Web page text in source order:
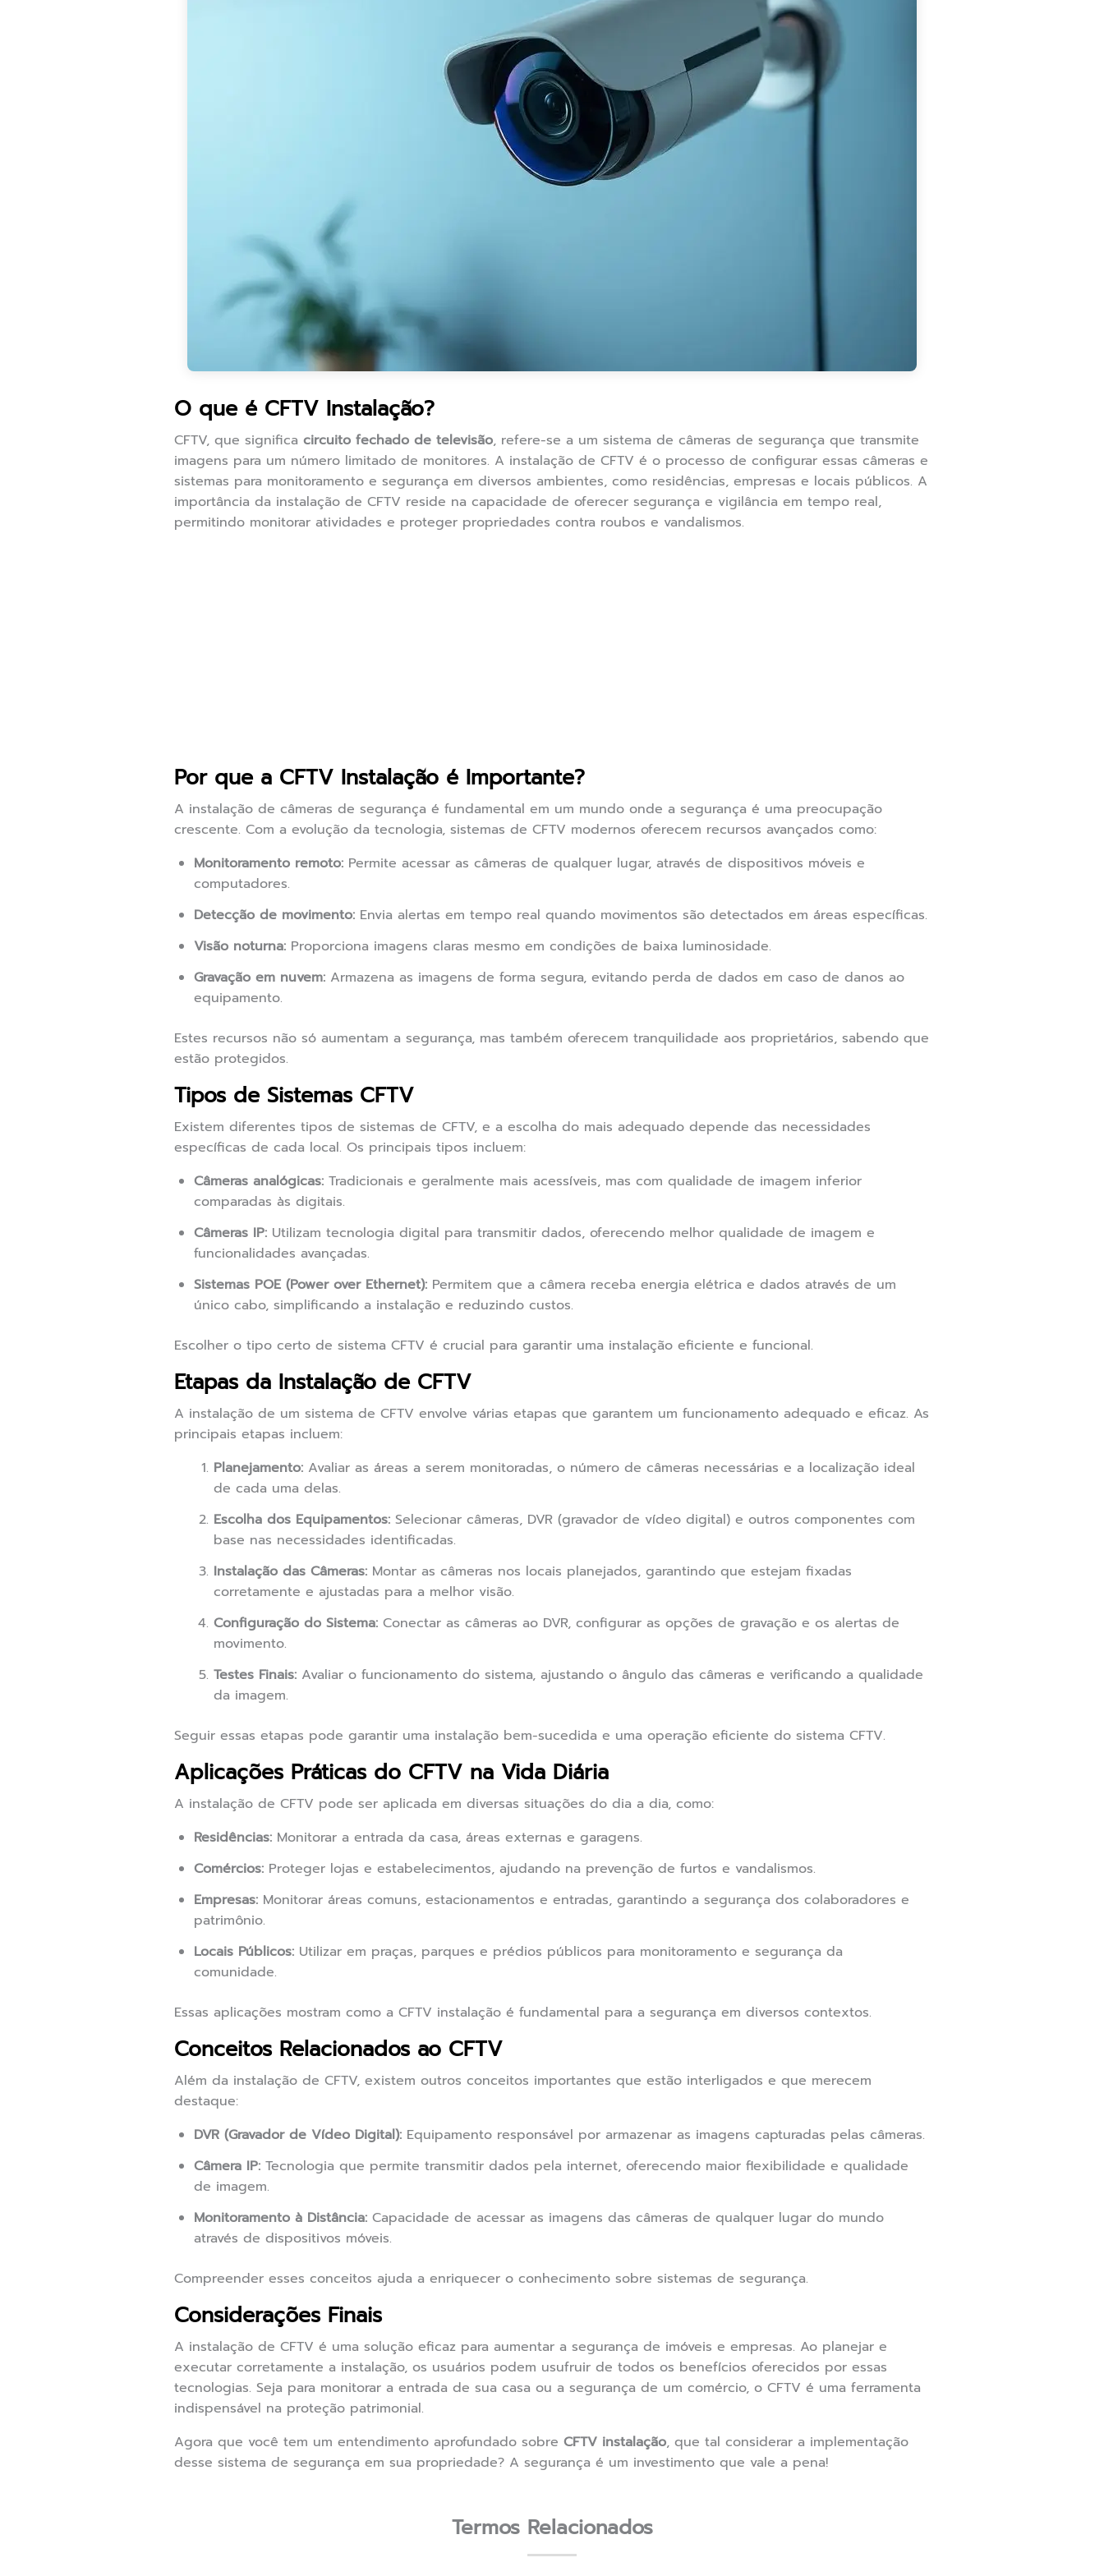
O que é CFTV Instalação?
CFTV, que significa circuito fechado de televisão, refere-se a um sistema de câmeras de segurança que transmite
imagens para um número limitado de monitores. A instalação de CFTV é o processo de configurar essas câmeras e
sistemas para monitoramento e segurança em diversos ambientes, como residências, empresas e locais públicos. A
importância da instalação de CFTV reside na capacidade de oferecer segurança e vigilância em tempo real,
permitindo monitorar atividades e proteger propriedades contra roubos e vandalismos.
Por que a CFTV Instalação é Importante?
A instalação de câmeras de segurança é fundamental em um mundo onde a segurança é uma preocupação
crescente. Com a evolução da tecnologia, sistemas de CFTV modernos oferecem recursos avançados como:
Monitoramento remoto: Permite acessar as câmeras de qualquer lugar, através de dispositivos móveis e
computadores.
Detecção de movimento: Envia alertas em tempo real quando movimentos são detectados em áreas específicas.
Visão noturna: Proporciona imagens claras mesmo em condições de baixa luminosidade.
Gravação em nuvem: Armazena as imagens de forma segura, evitando perda de dados em caso de danos ao
equipamento.
Estes recursos não só aumentam a segurança, mas também oferecem tranquilidade aos proprietários, sabendo que
estão protegidos.
Tipos de Sistemas CFTV
Existem diferentes tipos de sistemas de CFTV, e a escolha do mais adequado depende das necessidades
específicas de cada local. Os principais tipos incluem:
Câmeras analógicas: Tradicionais e geralmente mais acessíveis, mas com qualidade de imagem inferior
comparadas às digitais.
Câmeras IP: Utilizam tecnologia digital para transmitir dados, oferecendo melhor qualidade de imagem e
funcionalidades avançadas.
Sistemas POE (Power over Ethernet): Permitem que a câmera receba energia elétrica e dados através de um
único cabo, simplificando a instalação e reduzindo custos.
Escolher o tipo certo de sistema CFTV é crucial para garantir uma instalação eficiente e funcional.
Etapas da Instalação de CFTV
A instalação de um sistema de CFTV envolve várias etapas que garantem um funcionamento adequado e eficaz. As
principais etapas incluem:
Planejamento: Avaliar as áreas a serem monitoradas, o número de câmeras necessárias e a localização ideal
de cada uma delas.
Escolha dos Equipamentos: Selecionar câmeras, DVR (gravador de vídeo digital) e outros componentes com
base nas necessidades identificadas.
Instalação das Câmeras: Montar as câmeras nos locais planejados, garantindo que estejam fixadas
corretamente e ajustadas para a melhor visão.
Configuração do Sistema: Conectar as câmeras ao DVR, configurar as opções de gravação e os alertas de
movimento.
Testes Finais: Avaliar o funcionamento do sistema, ajustando o ângulo das câmeras e verificando a qualidade
da imagem.
Seguir essas etapas pode garantir uma instalação bem-sucedida e uma operação eficiente do sistema CFTV.
Aplicações Práticas do CFTV na Vida Diária
A instalação de CFTV pode ser aplicada em diversas situações do dia a dia, como:
Residências: Monitorar a entrada da casa, áreas externas e garagens.
Comércios: Proteger lojas e estabelecimentos, ajudando na prevenção de furtos e vandalismos.
Empresas: Monitorar áreas comuns, estacionamentos e entradas, garantindo a segurança dos colaboradores e
patrimônio.
Locais Públicos: Utilizar em praças, parques e prédios públicos para monitoramento e segurança da
comunidade.
Essas aplicações mostram como a CFTV instalação é fundamental para a segurança em diversos contextos.
Conceitos Relacionados ao CFTV
Além da instalação de CFTV, existem outros conceitos importantes que estão interligados e que merecem
destaque:
DVR (Gravador de Vídeo Digital): Equipamento responsável por armazenar as imagens capturadas pelas câmeras.
Câmera IP: Tecnologia que permite transmitir dados pela internet, oferecendo maior flexibilidade e qualidade
de imagem.
Monitoramento à Distância: Capacidade de acessar as imagens das câmeras de qualquer lugar do mundo
através de dispositivos móveis.
Compreender esses conceitos ajuda a enriquecer o conhecimento sobre sistemas de segurança.
Considerações Finais
A instalação de CFTV é uma solução eficaz para aumentar a segurança de imóveis e empresas. Ao planejar e
executar corretamente a instalação, os usuários podem usufruir de todos os benefícios oferecidos por essas
tecnologias. Seja para monitorar a entrada de sua casa ou a segurança de um comércio, o CFTV é uma ferramenta
indispensável na proteção patrimonial.
Agora que você tem um entendimento aprofundado sobre CFTV instalação, que tal considerar a implementação
desse sistema de segurança em sua propriedade? A segurança é um investimento que vale a pena!
Termos Relacionados